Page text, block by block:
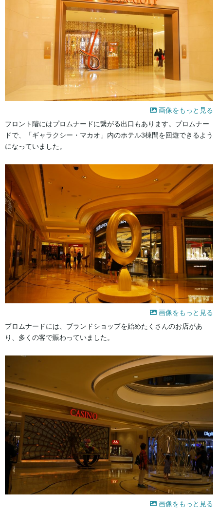
画像をもっと見る
フロント階にはプロムナードに繋がる出口もあります。プロムナー
ドで、「ギャラクシー・マカオ」内のホテル3棟間を回遊できるよう
になっていました。
画像をもっと見る
プロムナードには、ブランドショップを始めたくさんのお店があ
り、多くの客で賑わっていました。
画像をもっと見る